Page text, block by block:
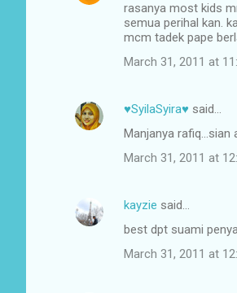
rasanya most kids
semua perihal kan.
mcm tadek pape
March 31, 2011 at
♥SyilaSyira♥ said…
Manjanya
March 31, 2011 at
kayzie said…
best dpt suami
March 31, 2011 at